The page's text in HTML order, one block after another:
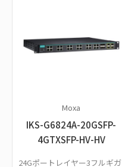
Moxa
IKS-G6824A-20GSFP-
4GTXSFP-HV-HV
24Gポートレイヤー3フルギガ